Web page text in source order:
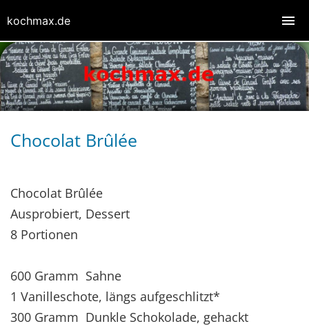
Chocolat Brûlée
Chocolat Brûlée
Ausprobiert, Dessert
8 Portionen
600 Gramm Sahne
1 Vanilleschote, längs aufgeschlitzt*
300 Gramm Dunkle Schokolade, gehackt
kochmax.de